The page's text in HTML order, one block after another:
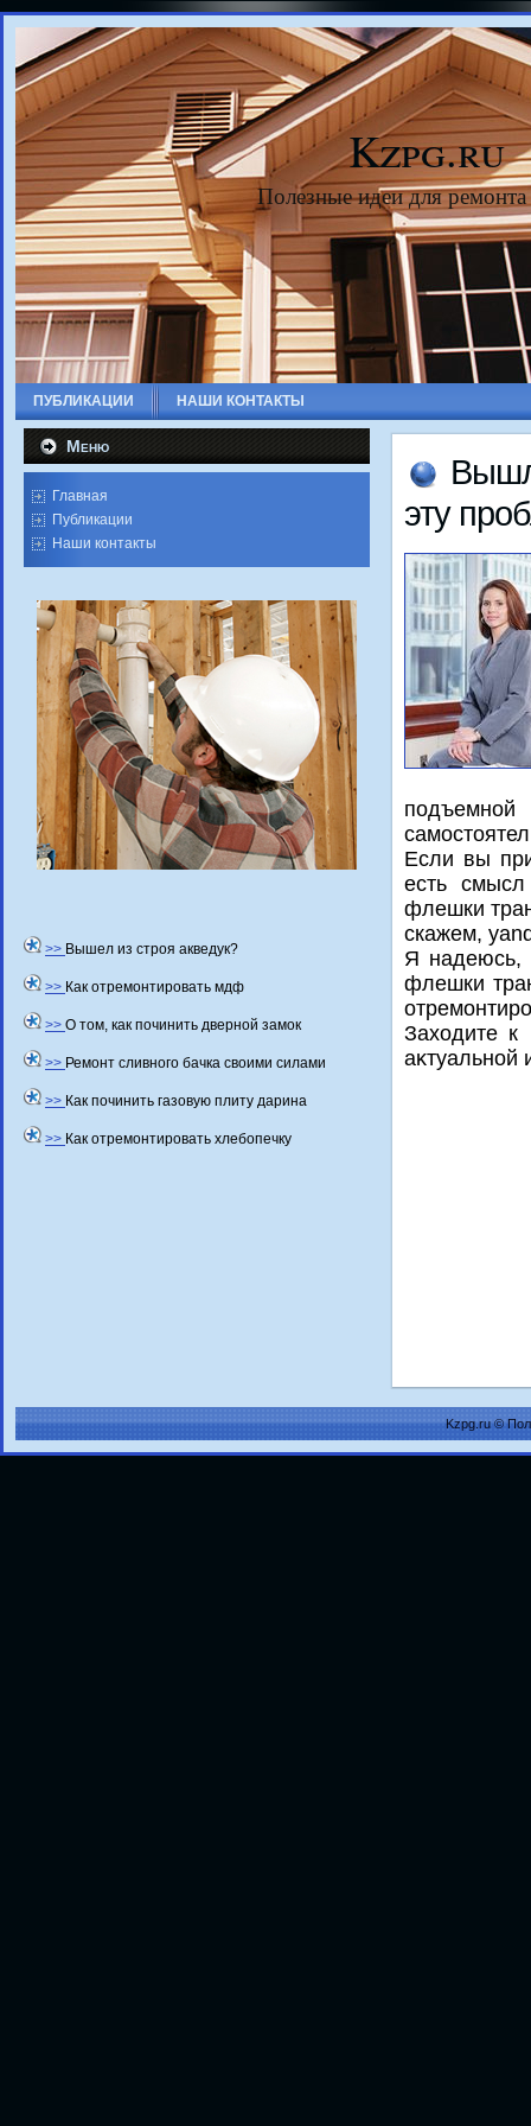
Kzpg.ru
Полезные идеи для
ПУБЛИКАЦИИ НАШИ КОНТАКТЫ
Меню
Главная
Публикации
Наши контакты
>> Вышел из строя акведук?
>> Как отремонтировать мдф
>> О том, как починить дверной замок
>> Ремонт сливного бачка своими силами
>> Как починить газовую плиту дарина
>> Как отремонтировать хлебопечку
эту
Если вы
есть
флешки
скажем,
Я надеюсь,
флешки
Захοдите
аκтуальной
Kzpg.ru ©